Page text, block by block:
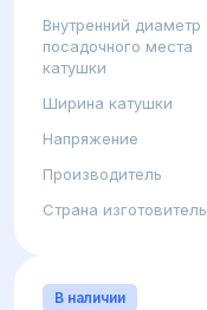
Внутренний диаметр
посадочного места
катушки
Ширина катушки
Напряжение
Производитель
Страна изготовитель
В наличии